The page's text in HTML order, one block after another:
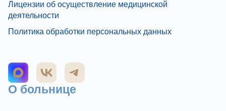
Лицензии об осуществление медицинской
деятельности
Политика обработки персональных данных
О больнице